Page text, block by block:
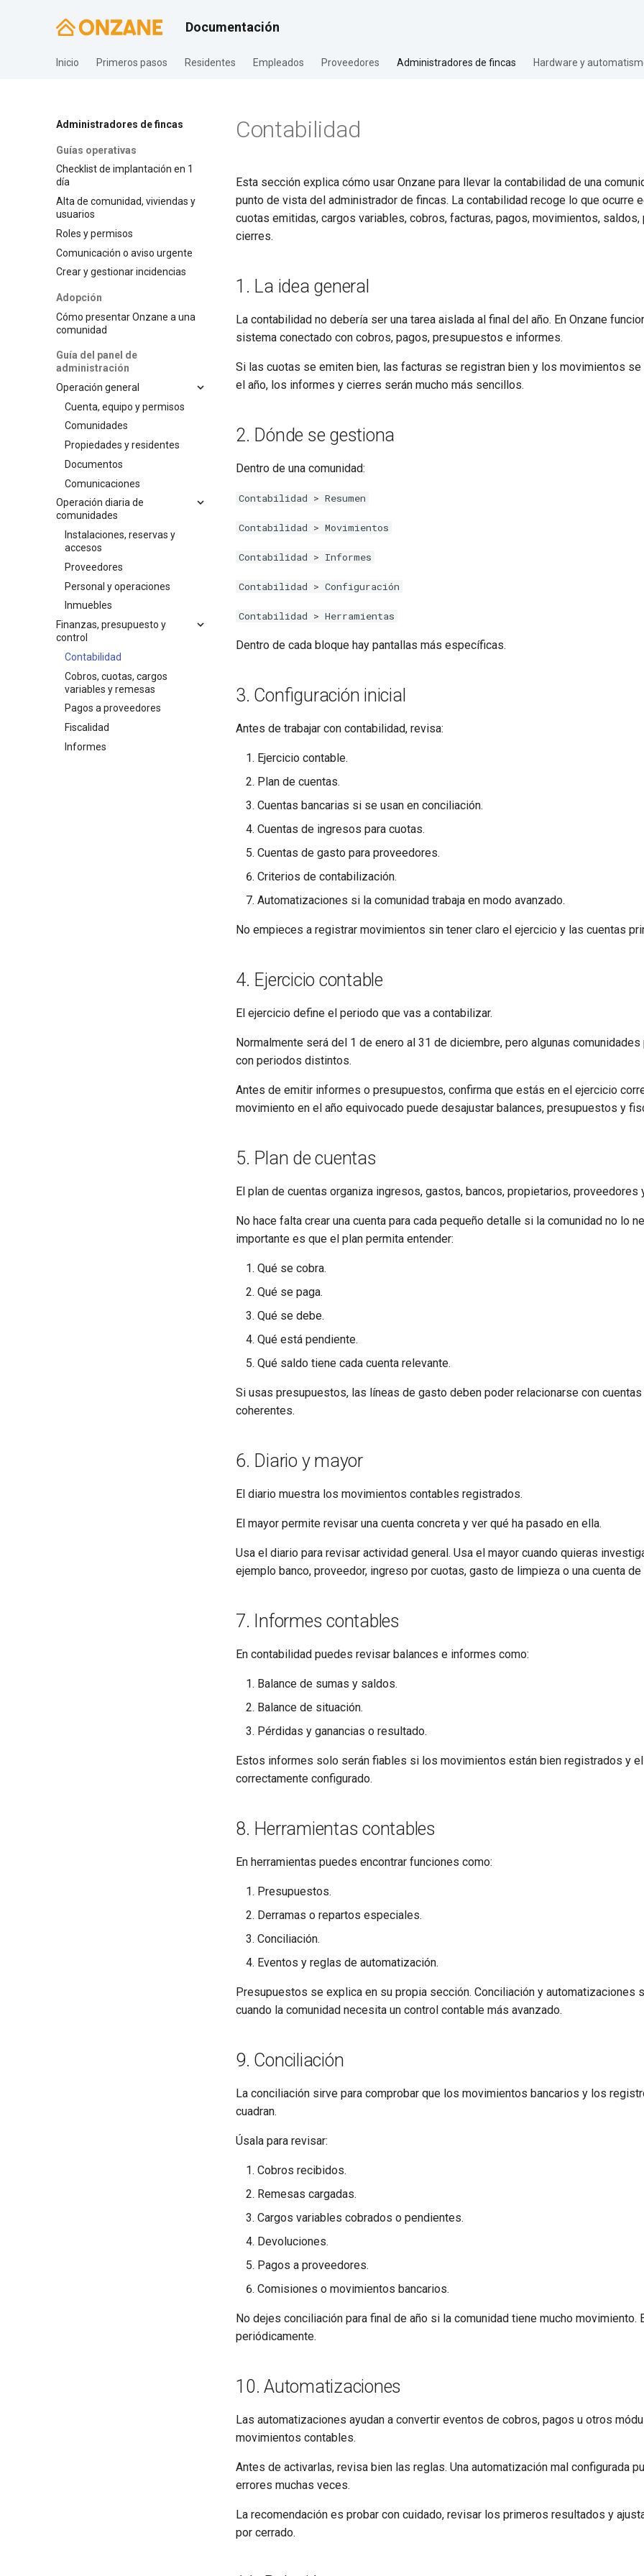
Documentación
Inicio Primeros pasos Residentes Empleados Proveedores Administradores de fincas Hardware y
Administradores de fincas
Guías operativas
Checklist de implantación en 1
día
Alta de comunidad, viviendas y
usuarios
Roles y permisos
Comunicación o aviso urgente
Crear y gestionar incidencias
Adopción
Cómo presentar Onzane a una
comunidad
Guía del panel de
administración
Operación general
Cuenta, equipo y permisos
Comunidades
Propiedades y residentes
Documentos
Comunicaciones
Operación diaria de
comunidades
Instalaciones, reservas y
accesos
Proveedores
Personal y operaciones
Inmuebles
Finanzas, presupuesto y
control
Contabilidad
Cobros, cuotas, cargos
variables y remesas
Pagos a proveedores
Fiscalidad
Informes
Contabilidad
Esta sección explica cómo usar Onzane para llevar la contabilidad de una
punto de vista del administrador de fincas. La contabilidad recoge lo que ocurre
cuotas emitidas, cargos variables, cobros, facturas, pagos, movimientos,
cierres.
1. La idea general
La contabilidad no debería ser una tarea aislada al final del año. En Onzane
sistema conectado con cobros, pagos, presupuestos e informes.
Si las cuotas se emiten bien, las facturas se registran bien y los movimientos se
el año, los informes y cierres serán mucho más sencillos.
2. Dónde se gestiona
Dentro de una comunidad:
Contabilidad > Resumen
Contabilidad > Movimientos
Contabilidad > Informes
Contabilidad > Configuración
Contabilidad > Herramientas
Dentro de cada bloque hay pantallas más específicas.
3. Configuración inicial
Antes de trabajar con contabilidad, revisa:
Ejercicio contable.
Plan de cuentas.
Cuentas bancarias si se usan en conciliación.
Cuentas de ingresos para cuotas.
Cuentas de gasto para proveedores.
Criterios de contabilización.
Automatizaciones si la comunidad trabaja en modo avanzado.
No empieces a registrar movimientos sin tener claro el ejercicio y las cuentas
4. Ejercicio contable
El ejercicio define el periodo que vas a contabilizar.
Normalmente será del 1 de enero al 31 de diciembre, pero algunas comunidades
con periodos distintos.
Antes de emitir informes o presupuestos, confirma que estás en el ejercicio
movimiento en el año equivocado puede desajustar balances, presupuestos y
5. Plan de cuentas
El plan de cuentas organiza ingresos, gastos, bancos, propietarios, proveedores
No hace falta crear una cuenta para cada pequeño detalle si la comunidad no lo
importante es que el plan permita entender:
Qué se cobra.
Qué se paga.
Qué se debe.
Qué está pendiente.
Qué saldo tiene cada cuenta relevante.
Si usas presupuestos, las líneas de gasto deben poder relacionarse con
coherentes.
6. Diario y mayor
El diario muestra los movimientos contables registrados.
El mayor permite revisar una cuenta concreta y ver qué ha pasado en ella.
Usa el diario para revisar actividad general. Usa el mayor cuando quieras
ejemplo banco, proveedor, ingreso por cuotas, gasto de limpieza o una cuenta
7. Informes contables
En contabilidad puedes revisar balances e informes como:
Balance de sumas y saldos.
Balance de situación.
Pérdidas y ganancias o resultado.
Estos informes solo serán fiables si los movimientos están bien registrados y
correctamente configurado.
8. Herramientas contables
En herramientas puedes encontrar funciones como:
Presupuestos.
Derramas o repartos especiales.
Conciliación.
Eventos y reglas de automatización.
Presupuestos se explica en su propia sección. Conciliación y automatizaciones
cuando la comunidad necesita un control contable más avanzado.
9. Conciliación
La conciliación sirve para comprobar que los movimientos bancarios y los
cuadran.
Úsala para revisar:
Cobros recibidos.
Remesas cargadas.
Cargos variables cobrados o pendientes.
Devoluciones.
Pagos a proveedores.
Comisiones o movimientos bancarios.
No dejes conciliación para final de año si la comunidad tiene mucho movimiento.
periódicamente.
10. Automatizaciones
Las automatizaciones ayudan a convertir eventos de cobros, pagos u otros
movimientos contables.
Antes de activarlas, revisa bien las reglas. Una automatización mal configurada
errores muchas veces.
La recomendación es probar con cuidado, revisar los primeros resultados y
por cerrado.